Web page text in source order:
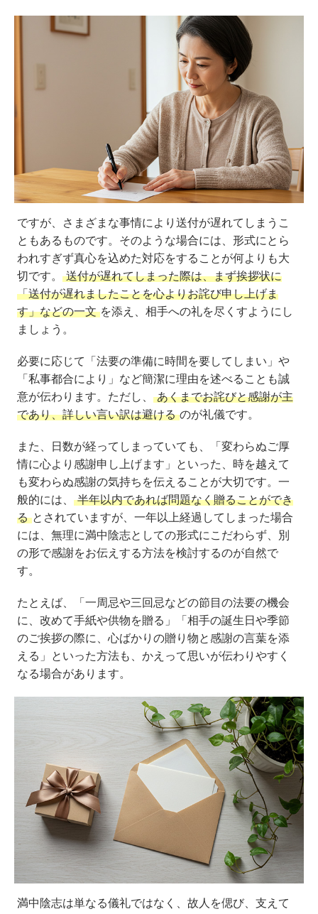
ですが、さまざまな事情により送付が遅れてしまうこ
ともあるものです。そのような場合には、形式にとら
われすぎず真心を込めた対応をすることが何よりも大
切です。 送付が遅れてしまった際は、まず挨拶状に
「送付が遅れましたことを心よりお詫び申し上げま
す」などの一文 を添え、相手への礼を尽くすようにし
ましょう。
必要に応じて「法要の準備に時間を要してしまい」や
「私事都合により」など簡潔に理由を述べることも誠
意が伝わります。ただし、 あくまでお詫びと感謝が主
であり、詳しい言い訳は避ける のが礼儀です。
また、日数が経ってしまっていても、「変わらぬご厚
情に心より感謝申し上げます」といった、時を越えて
も変わらぬ感謝の気持ちを伝えることが大切です。一
般的には、 半年以内であれば問題なく贈ることができ
る とされていますが、一年以上経過してしまった場合
には、無理に満中陰志としての形式にこだわらず、別
の形で感謝をお伝えする方法を検討するのが自然で
す。
たとえば、「一周忌や三回忌などの節目の法要の機会
に、改めて手紙や供物を贈る」「相手の誕生日や季節
のご挨拶の際に、心ばかりの贈り物と感謝の言葉を添
える」といった方法も、かえって思いが伝わりやすく
なる場合があります。
満中陰志は単なる儀礼ではなく、故人を偲び、支えて